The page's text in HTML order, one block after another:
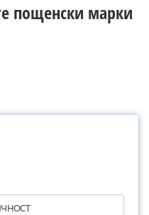
пощенски марки